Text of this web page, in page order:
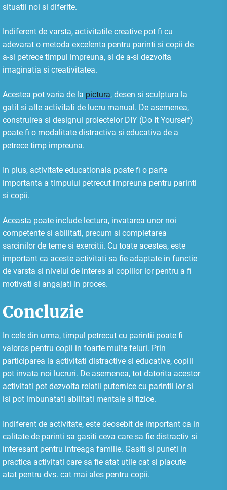
situatii noi si diferite.
Indiferent de varsta, activitatile creative pot fi cu
adevarat o metoda excelenta pentru parinti si copii de
a-si petrece timpul impreuna, si de a-si dezvolta
imaginatia si creativitatea.
Acestea pot varia de la pictura, desen si sculptura la
gatit si alte activitati de lucru manual. De asemenea,
construirea si designul proiectelor DIY (Do It Yourself)
poate fi o modalitate distractiva si educativa de a
petrece timp impreuna.
In plus, activitate educationala poate fi o parte
importanta a timpului petrecut impreuna pentru parinti
si copii.
Aceasta poate include lectura, invatarea unor noi
competente si abilitati, precum si completarea
sarcinilor de teme si exercitii. Cu toate acestea, este
important ca aceste activitati sa fie adaptate in functie
de varsta si nivelul de interes al copiilor lor pentru a fi
motivati si angajati in proces.
Concluzie
In cele din urma, timpul petrecut cu parintii poate fi
valoros pentru copii in foarte multe feluri. Prin
participarea la activitati distractive si educative, copiii
pot invata noi lucruri. De asemenea, tot datorita acestor
activitati pot dezvolta relatii puternice cu parintii lor si
isi pot imbunatati abilitati mentale si fizice.
Indiferent de activitate, este deosebit de important ca in
calitate de parinti sa gasiti ceva care sa fie distractiv si
interesant pentru intreaga familie. Gasiti si puneti in
practica activitati care sa fie atat utile cat si placute
atat pentru dvs. cat mai ales pentru copii.